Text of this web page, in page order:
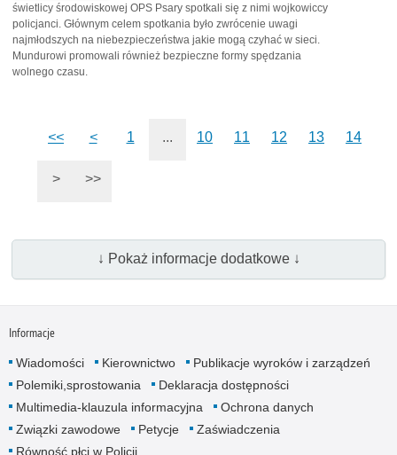
świetlicy środowiskowej OPS Psary spotkali się z nimi wojkowiccy
policjanci. Głównym celem spotkania było zwrócenie uwagi
najmłodszych na niebezpieczeństwa jakie mogą czyhać w sieci.
Mundurowi promowali również bezpieczne formy spędzania
wolnego czasu.
<< < 1 ... 10 11 12 13 14
> >>
↓ Pokaż informacje dodatkowe ↓
Informacje
Wiadomości Kierownictwo
Publikacje wyro­ków i zarządzeń
Polemiki,sprostowania
Deklaracja dostępności
Multimedia-klauzula informacyjna
Ochrona danych
Związki zawodowe
Petycje
Zaświadczenia
Równość płci w Policji